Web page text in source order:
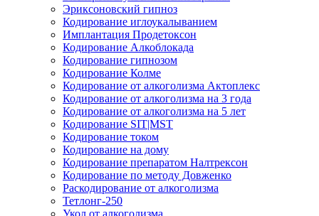
Эриксоновский гипноз
Кодирование иглоукалыванием
Имплантация Продетоксон
Кодирование Алкоблокада
Кодирование гипнозом
Кодирование Колме
Кодирование от алкоголизма Актоплекс
Кодирование от алкоголизма на 3 года
Кодирование от алкоголизма на 5 лет
Кодирование SIT|MST
Кодирование током
Кодирование на дому
Кодирование препаратом Налтрексон
Кодирование по методу Довженко
Раскодирование от алкоголизма
Тетлонг-250
Укол от алкоголизма